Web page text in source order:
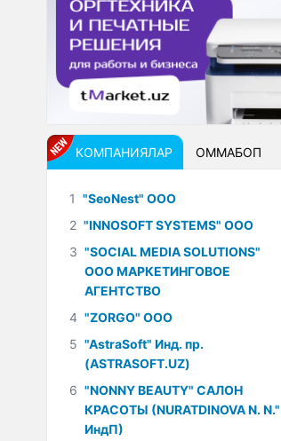
КОМПАНИЯЛАР ОММАБОП
1 "SeoNest" ООО
2 "INNOSOFT SYSTEMS" ООО
3 "SOCIAL MEDIA SOLUTIONS"
ООО МАРКЕТИНГОВОЕ
АГЕНТСТВО
4 "ZORGO" ООО
5 "AstraSoft" Инд. пр.
(ASTRASOFT.UZ)
6 "NONNY BEAUTY" САЛОН
КРАСОТЫ (NURATDINOVA N. N."
ИндП)